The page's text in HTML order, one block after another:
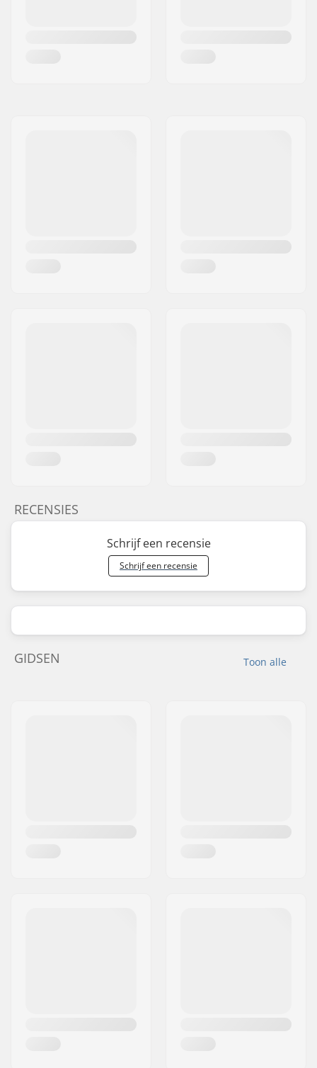
RECENSIES
Schrijf een recensie
Schrijf een recensie
Toon alle
GIDSEN